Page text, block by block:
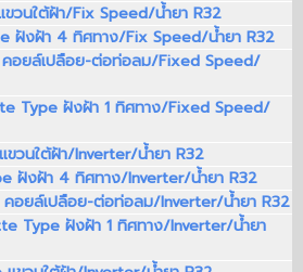
วนใต้ฝ้า/Fix Speed/น้ำยา R32
ฝังฝ้า 4 ทิศทาง/Fix Speed/น้ำยา R32
อยล์เปลือย-ต่อท่อลม/Fixed Speed/
Type ฝังฝ้า 1 ทิศทาง/Fixed Speed/
ขวนใต้ฝ้า/Inverter/น้ำยา R32
ฝังฝ้า 4 ทิศทาง/Inverter/น้ำยา R32
อยล์เปลือย-ต่อท่อลม/Inverter/น้ำยา R32
Type ฝังฝ้า 1 ทิศทาง/Inverter/น้ำยา